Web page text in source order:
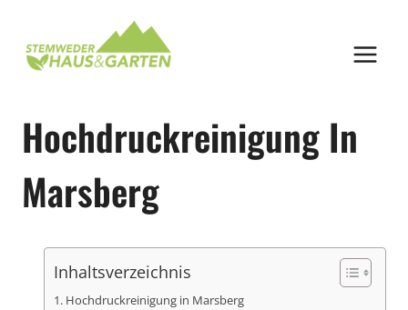
springen
Hochdruckreinigung In
Marsberg
Inhaltsverzeichnis
Hochdruckreinigung in Marsberg